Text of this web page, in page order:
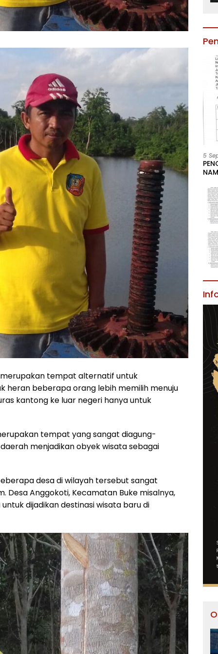
tempat alternatif untuk
heran beberapa orang lebih memilih menuju
kantong ke luar negeri hanya untuk
tempat yang sangat diagung-
menjadikan obyek wisata sebagai
desa di wilayah tersebut sangat
Desa Anggokoti, Kecamatan Buke misalnya,
dijadikan destinasi wisata baru di
5